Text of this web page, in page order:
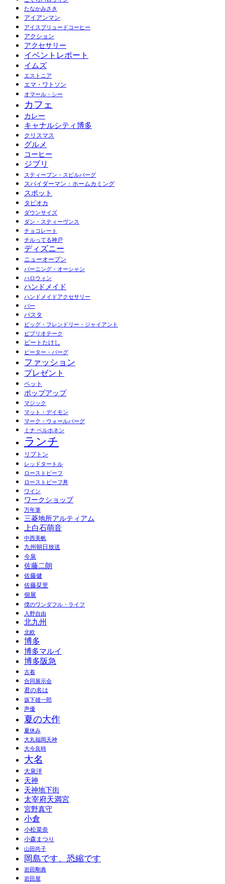
たなかみさき
アイアンマン
アイスブリュードコーヒー
アクション
アクセサリー
イベントレポート
イムズ
エストニア
エマ・ワトソン
オマール・シー
カフェ
カレー
キャナルシティ博多
クリスマス
グルメ
コーヒー
ジブリ
スティーブン・スピルバーグ
スパイダーマン：ホームカミング
スポット
タピオカ
ダウンサイズ
ダン・スティーヴンス
チョコレート
チルってる神戸
ディズニー
ニューオープン
バーニング・オーシャン
ハロウィン
ハンドメイド
ハンドメイドアクセサリー
バー
パスタ
ビッグ・フレンドリー・ジャイアント
ビブリオテーク
ビートたけし
ピーター・バーグ
ファッション
プレゼント
ペット
ポップアップ
マジック
マット・デイモン
マーク・ウォールバーグ
ミナ ペルホネン
ランチ
リプトン
レッドタートル
ローストビーフ
ローストビーフ丼
ワイン
ワークショップ
万年筆
三菱地所アルティアム
上白石萌音
中西美帆
九州朝日放送
今泉
佐藤二朗
佐藤健
佐藤栞里
個展
僕のワンダフル・ライフ
入野自由
北九州
北欧
博多
博多マルイ
博多阪急
古着
合同展示会
君の名は
坂下雄一郎
声優
夏の大作
夏休み
大丸福岡天神
大今良時
大名
大泉洋
天神
天神地下街
太宰府天満宮
宮野真守
小倉
小松菜奈
小森まつり
山田尚子
岡島です、恐縮です
岩田剛典
岩田屋